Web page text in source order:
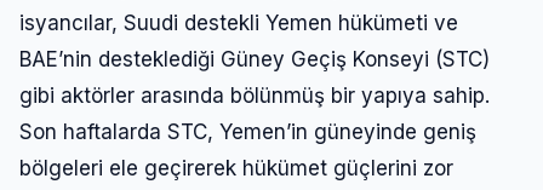
isyancılar, Suudi destekli Yemen hükümeti ve
BAE’nin desteklediği Güney Geçiş Konseyi (STC)
gibi aktörler arasında bölünmüş bir yapıya sahip.
Son haftalarda STC, Yemen’in güneyinde geniş
bölgeleri ele geçirerek hükümet güçlerini zor